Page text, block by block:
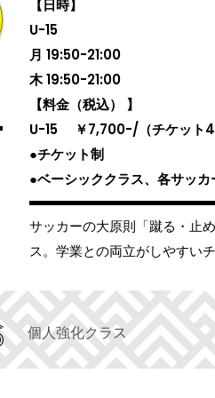
【日時】
U-15
月 19:50-21:00
木 19:50-21:00
【料金（税込） 】
U-15 ￥7,700-/（チケット
●チケット制
●ベーシッククラス、各サッ
サッカーの大原則「蹴る・止
ス。学業との両立がしやすい
個人強化クラス